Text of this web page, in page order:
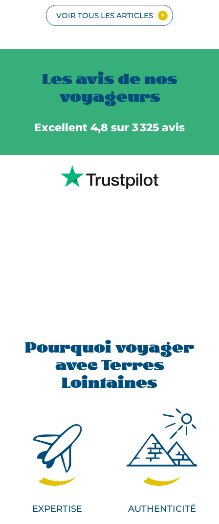
VOIR TOUS LES ARTICLES
Les avis de nos
voyageurs
Excellent 4,8 sur 3 325 avis
Pourquoi voyager
avec Terres
Lointaines
EXPERTISE AUTHENTICITÉ